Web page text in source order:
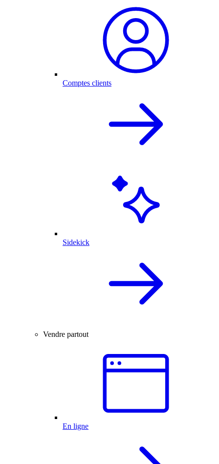
Comptes clients
Sidekick
Vendre partout
En ligne